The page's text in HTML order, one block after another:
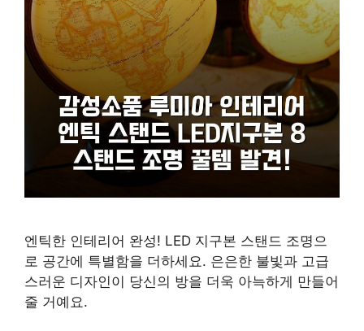
엔틱한 인테리어 완성! LED 지구본 스탠드 조명으
로 공간에 특별함을 더하세요. 은은한 불빛과 고급
스러운 디자인이 당신의 방을 더욱 아늑하게 만들어
줄 거예요.